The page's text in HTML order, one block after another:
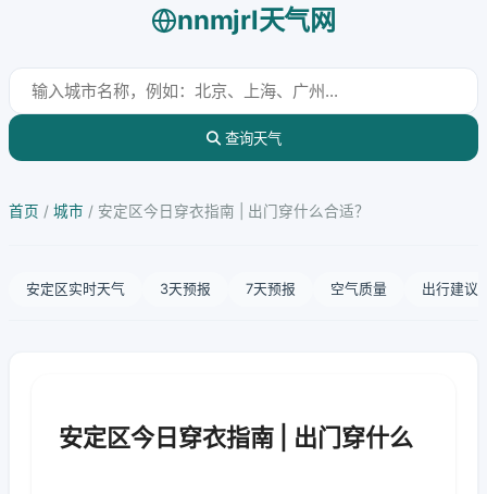
nnmjrl天气网
查询天气
首页 / 城市 / 安定区今日穿衣指南 | 出门穿什么合适？
安定区实时天气 3天预报 7天预报 空气质量 出行建议
安定区今日穿衣指南 | 出门穿什么